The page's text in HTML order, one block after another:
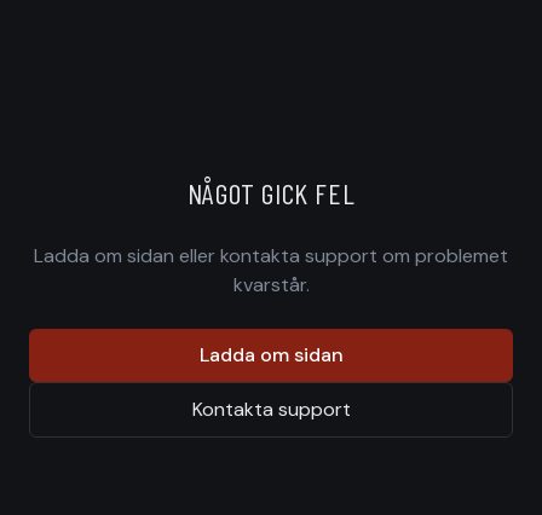
NÅGOT GICK FEL
Ladda om sidan eller kontakta support om problemet
kvarstår.
Ladda om sidan
Kontakta support